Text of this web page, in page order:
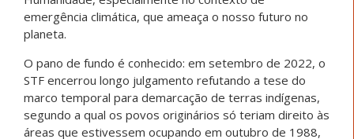
emergência climática, que ameaça o nosso futuro no
planeta.
O pano de fundo é conhecido: em setembro de 2022, o
STF encerrou longo julgamento refutando a tese do
marco temporal para demarcação de terras indígenas,
segundo a qual os povos originários só teriam direito às
áreas que estivessem ocupando em outubro de 1988,